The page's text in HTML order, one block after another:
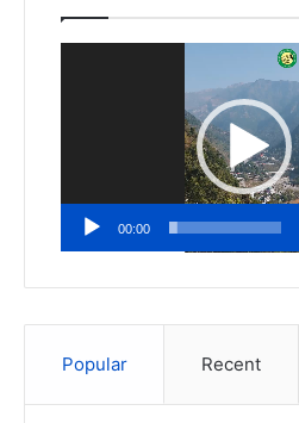
00:00
Popular Recent